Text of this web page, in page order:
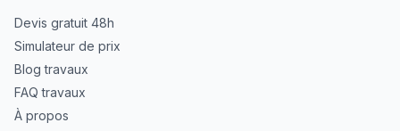
Devis gratuit 48h
Simulateur de prix
Blog travaux
FAQ travaux
À propos